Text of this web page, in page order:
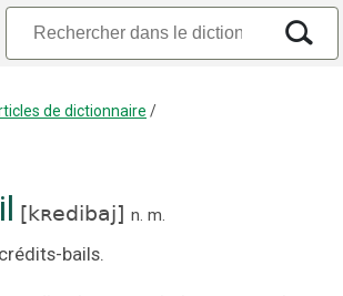
de dictionnaire /
[kʀedibaj] n. m.
crédits-bails.